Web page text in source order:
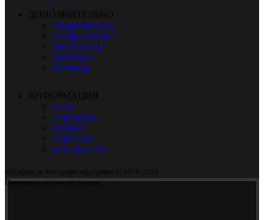
ДОПОЛНИТЕЛЬНО
Гидравлическое
Компрессорное
Редукторное
Турбинное
Вилочное
ИНФОРМАЦИЯ
О нас
Партнерам
Каталог
Контакты
Как оплатить
oilengine.ru все права защищены © 2016-2026
Принимаем все виды оплаты.